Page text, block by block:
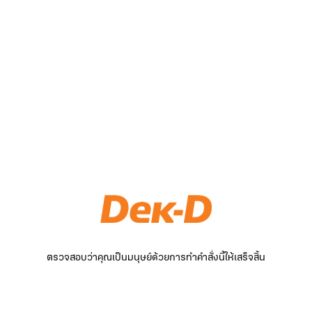
ตรวจสอบว่าคุณเป็นมนุษย์ด้วยการทำคำสั่งนี้ให้เสร็จสิ้น